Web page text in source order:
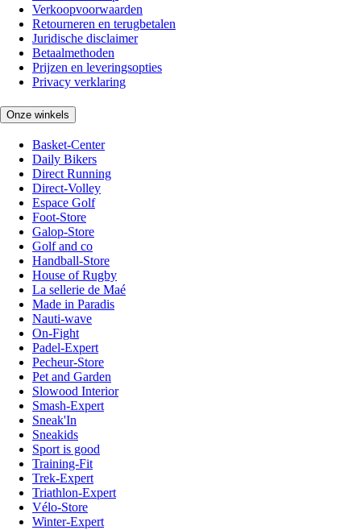
Verkoopvoorwaarden
Retourneren en terugbetalen
Juridische disclaimer
Betaalmethoden
Prijzen en leveringsopties
Privacy verklaring
Onze winkels
Basket-Center
Daily Bikers
Direct Running
Direct-Volley
Espace Golf
Foot-Store
Galop-Store
Golf and co
Handball-Store
House of Rugby
La sellerie de Maé
Made in Paradis
Nauti-wave
On-Fight
Padel-Expert
Pecheur-Store
Pet and Garden
Slowood Interior
Smash-Expert
Sneak'In
Sneakids
Sport is good
Training-Fit
Trek-Expert
Triathlon-Expert
Vélo-Store
Winter-Expert